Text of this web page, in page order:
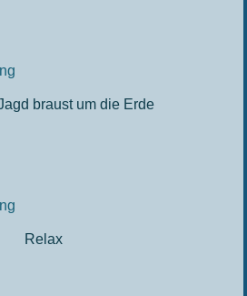
braust um die Erde
Relax